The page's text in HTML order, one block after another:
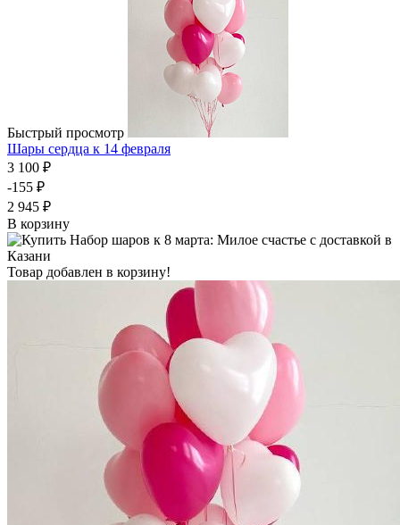
Быстрый просмотр
Шары сердца к 14 февраля
3 100 ₽
-155 ₽
2 945 ₽
В корзину
Товар добавлен в корзину!